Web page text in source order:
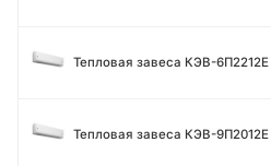
Тепловая завеса КЭВ-6П2212Е
Тепловая завеса КЭВ-9П2012Е